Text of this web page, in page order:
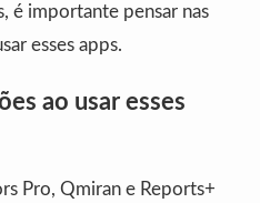
é importante pensar nas
esses apps.
ao usar esses
Pro, Qmiran e Reports+